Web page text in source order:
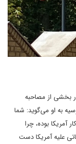
بخشی از مصاحبه‌
به او می‌گوید: شما
آمریکا بوده، چرا
علیه آمریکا دست